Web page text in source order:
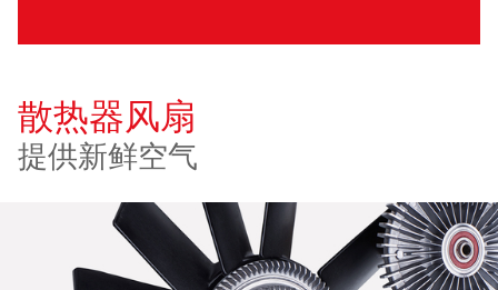
散热器风扇
提供新鲜空气